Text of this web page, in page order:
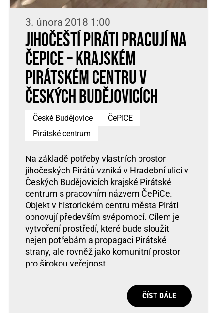
3. února 2018 1:00
Jihočeští Piráti pracují na
ČePiCe – krajském
Pirátském centru v
Českých Budějovicích
České Budějovice
ČePICE
Pirátské centrum
Na základě potřeby vlastních prostor
jihočeských Pirátů vzniká v Hradební ulici v
Českých Budějovicích krajské Pirátské
centrum s pracovním názvem ČePiCe.
Objekt v historickém centru města Piráti
obnovují především svépomocí. Cílem je
vytvoření prostředí, které bude sloužit
nejen potřebám a propagaci Pirátské
strany, ale rovněž jako komunitní prostor
pro širokou veřejnost.
ČÍST DÁLE